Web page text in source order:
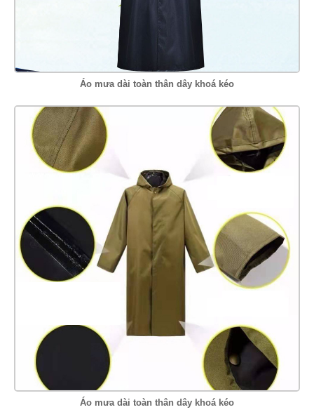
Áo mưa dài toàn thân dây khoá kéo
Áo mưa dài toàn thân dây khoá kéo